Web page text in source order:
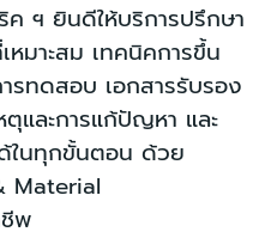
ค ฯ ยินดีให้บริการปรึกษา
มาะสม เทคนิคการขึ้น
ารทดสอบ เอกสารรับรอง
ตุและการแก้ปัญหา และ
ในทุกขั้นตอน ด้วย
Material
พ